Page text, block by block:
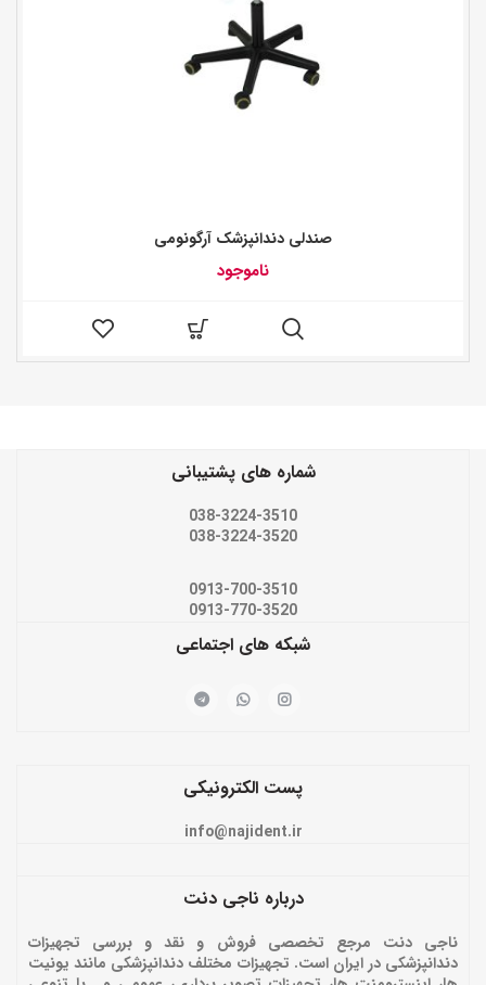
صندلی دندانپزشک آرگونومی
ناموجود
شماره های پشتیبانی
038-3224-3510
038-3224-3520
0913-700-3510
0913-770-3520
شبکه های اجتماعی
پست الکترونیکی
info@najident.ir
درباره ناجی دنت
ناجی دنت مرجع تخصصی فروش و نقد و بررسی تجهیزات
دندانپزشکی در ایران است. تجهیزات مختلف دندانپزشکی مانند یونیت